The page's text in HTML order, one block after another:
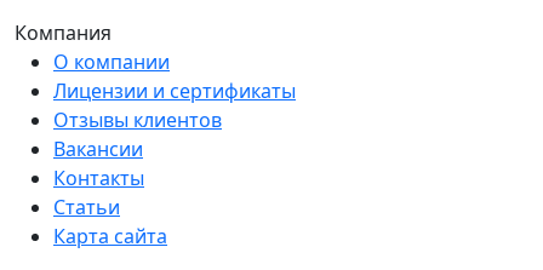
Компания
О компании
Лицензии и сертификаты
Отзывы клиентов
Вакансии
Контакты
Статьи
Карта сайта